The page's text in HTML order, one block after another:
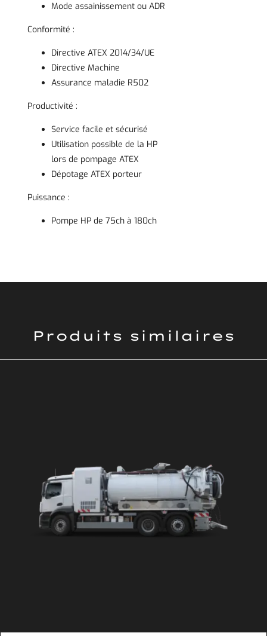
Mode assainissement ou ADR
Conformité :
Directive ATEX 2014/34/UE
Directive Machine
Assurance maladie R502
Productivité :
Service facile et sécurisé
Utilisation possible de la HP
lors de pompage ATEX
Dépotage ATEX porteur
Puissance :
Pompe HP de 75ch à 180ch
Produits similaires
DÉTAILS